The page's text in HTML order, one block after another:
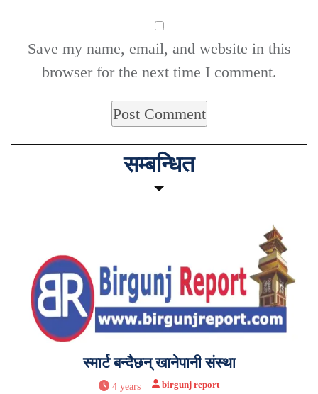
Save my name, email, and website in this
browser for the next time I comment.
सम्बन्धित
स्मार्ट बन्दैछन् खानेपानी संस्था
4 years birgunj report